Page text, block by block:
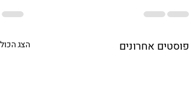
פוסטים אחרונים הצג הכול